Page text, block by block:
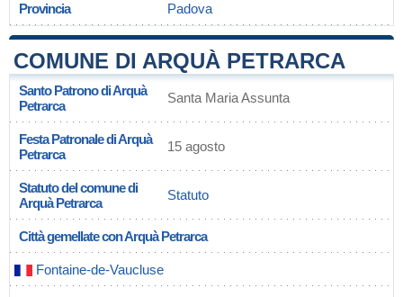
Provincia Padova
COMUNE DI ARQUÀ PETRARCA
Santo Patrono di Arquà
Petrarca
Santa Maria Assunta
Festa Patronale di Arquà
Petrarca
15 agosto
Statuto del comune di
Arquà Petrarca
Statuto
Città gemellate con Arquà Petrarca
Fontaine-de-Vaucluse